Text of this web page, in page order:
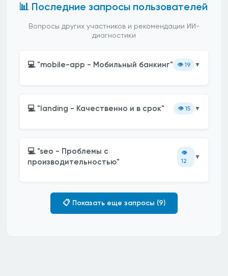
📊 Последние запросы пользователей
Вопросы других участников и рекомендации ИИ-
диагностики
💻 "mobile-app - Мобильный банкинг" 👁️ 19 ▼
💻 "landing - Качественно и в срок" 👁️ 15 ▼
💻 "seo - Проблемы с
производительностью"
👁️
12
▼
📋 Показать еще запросы (9)